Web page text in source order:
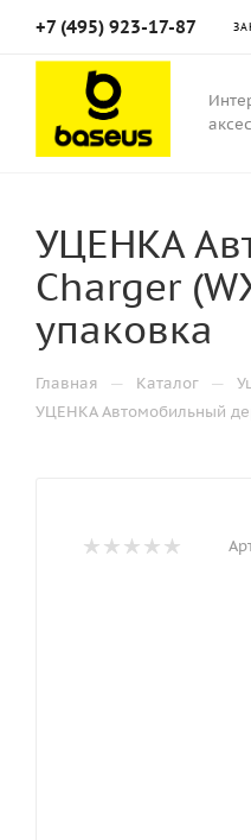
+7 (495) 923-17-87
УЦЕНКА
Charger
упаковка
Главная — Каталог —
УЦЕНКА Автомобильный